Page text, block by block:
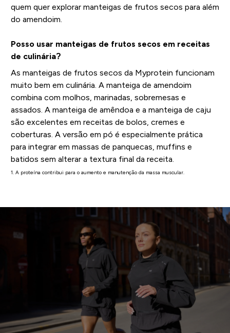
quem quer explorar manteigas de frutos secos para além
do amendoim.
Posso usar manteigas de frutos secos em receitas
de culinária?
As manteigas de frutos secos da Myprotein funcionam
muito bem em culinária. A manteiga de amendoim
combina com molhos, marinadas, sobremesas e
assados. A manteiga de amêndoa e a manteiga de caju
são excelentes em receitas de bolos, cremes e
coberturas. A versão em pó é especialmente prática
para integrar em massas de panquecas, muffins e
batidos sem alterar a textura final da receita.
1. A proteína contribui para o aumento e manutenção da massa muscular.